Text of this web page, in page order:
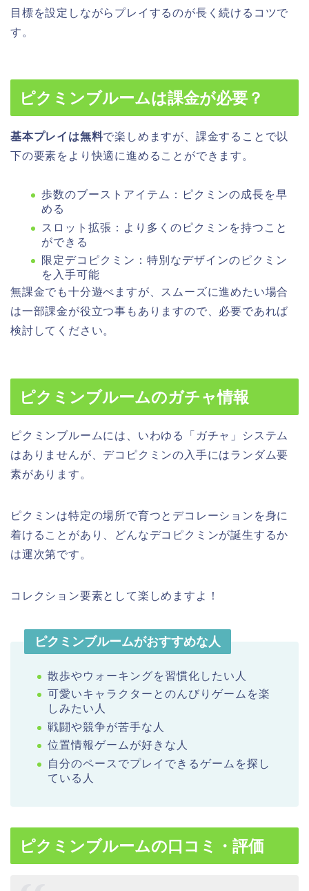
目標を設定しながらプレイするのが長く続けるコツで
す。
ピクミンブルームは課金が必要？
基本プレイは無料で楽しめますが、課金することで以
下の要素をより快適に進めることができます。
歩数のブーストアイテム：ピクミンの成長を早
める
スロット拡張：より多くのピクミンを持つこと
ができる
限定デコピクミン：特別なデザインのピクミン
を入手可能
無課金でも十分遊べますが、スムーズに進めたい場合
は一部課金が役立つ事もありますので、必要であれば
検討してください。
ピクミンブルームのガチャ情報
ピクミンブルームには、いわゆる「ガチャ」システム
はありませんが、デコピクミンの入手にはランダム要
素があります。
ピクミンは特定の場所で育つとデコレーションを身に
着けることがあり、どんなデコピクミンが誕生するか
は運次第です。
コレクション要素として楽しめますよ！
ピクミンブルームがおすすめな人
散歩やウォーキングを習慣化したい人
可愛いキャラクターとのんびりゲームを楽
しみたい人
戦闘や競争が苦手な人
位置情報ゲームが好きな人
自分のペースでプレイできるゲームを探し
ている人
ピクミンブルームの口コミ・評価